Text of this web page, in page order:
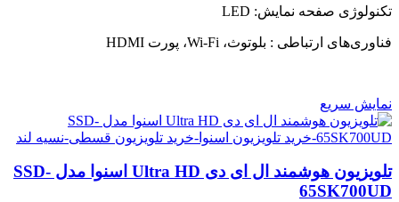
تکنولوژی صفحه نمایش: LED
فناوری‌های ارتباطی : بلوتوث، Wi-Fi، پورت HDMI
نمایش سریع
تلویزیون هوشمند ال ای دی Ultra HD اسنوا مدل SSD-
65SK700UD